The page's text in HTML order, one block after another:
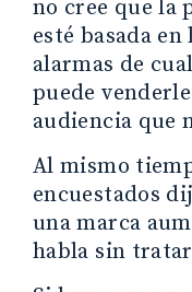
no cree que la
esté basada
alarmas de
puede
audiencia que
Al mismo
encuestados
una marca
habla sin